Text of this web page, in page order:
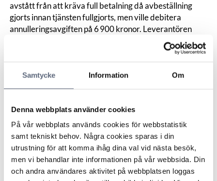
Samtycke Information Om
Denna webbplats använder cookies
På vår webbplats används cookies för webbstatistik
samt tekniskt behov. Några cookies sparas i din
utrustning för att komma ihåg dina val vid nästa besök,
men vi behandlar inte informationen på vår webbsida. Din
och andra användares aktivitet på webbplatsen loggas
avstått från att kräva full betalning då avbeställning
gjorts innan tjänsten fullgjorts, men ville debitera
annulleringsavgiften på 6 900 kronor. Leverantören
menade också att 24 månader var en rimlig leveranstid
för fiber. Att anslutningen i detta fall tagit 28 månader
innebar inte att konsumenten har rätt att frånträda
avtalet utan kostnad. Leverantören framförde också att
leveransen dröjt på grund av omständigheter utanför
inte varit väsentligt.
Nämnden inledde med frågan om huruvida 24 månader
kunde anses som en oskäligt lång leveranstid för fiber
och kom fram till att det, med hänsyn till svårigheten och
de många moment som måste uppfyllas vid anslutning
av fiber, inte var oskäligt med 24 månaders leveranstid.